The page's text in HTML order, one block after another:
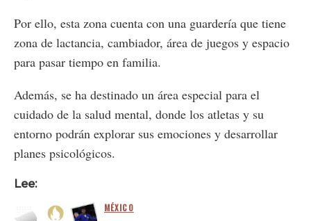
Por ello, esta zona cuenta con una guardería que tiene
zona de lactancia, cambiador, área de juegos y espacio
para pasar tiempo en familia.
Además, se ha destinado un área especial para el
cuidado de la salud mental, donde los atletas y su
entorno podrán explorar sus emociones y desarrollar
planes psicológicos.
Lee:
MÉXICO